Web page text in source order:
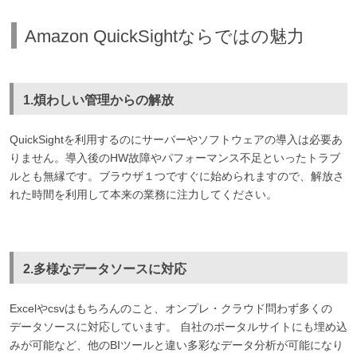
Amazon QuickSightならではの魅力
1.煩わしい管理からの解放
QuickSightを利用するのにサーバーやソフトウェアの導入は必要あ
りません。導入後のHW故障やパフォーマンス不足といったトラブ
ルとも無縁です。ブラウザ１つですぐに始められますので、解放さ
れた時間を利用して本来の業務に注力してください。
2.多様なデータソースに対応
Excelやcsvはもちろんのこと、オンプレ・クラウド問わず多くの
データソースに対応しています。 自社のポータルサイトにも埋め込
みが可能など、他のBIツールと違い多彩なデータ分析が可能になり